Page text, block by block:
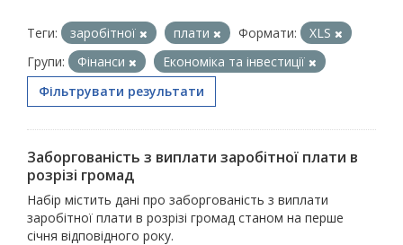
Теги: заробітної плати Формати:
XLS
Групи:
Фінанси
Економіка та інвестиції
Фільтрувати результати
Заборгованість з виплати заробітної плати в
розрізі громад
Набір містить дані про заборгованість з виплати
заробітної плати в розрізі громад станом на перше
січня відповідного року.